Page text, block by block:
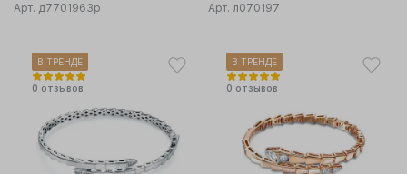
вставка бриллиант/изумруд
Арт. д7701963р
вставка фианит
Арт. л070197
В ТРЕНДЕ
0 отзывов
В ТРЕНДЕ
0 отзывов